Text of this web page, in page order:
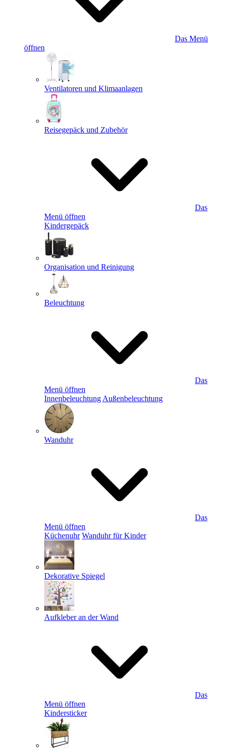
Das Menü
öffnen
Ventilatoren und Klimaanlagen
Reisegepäck und Zubehör
Das
Menü öffnen
Kindergepäck
Organisation und Reinigung
Beleuchtung
Das
Menü öffnen
Innenbeleuchtung Außenbeleuchtung
Wanduhr
Das
Menü öffnen
Küchenuhr Wanduhr für Kinder
Dekorative Spiegel
Aufkleber an der Wand
Das
Menü öffnen
Kindersticker